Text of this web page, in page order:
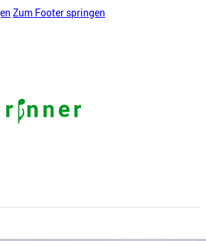
Zum Footer springen